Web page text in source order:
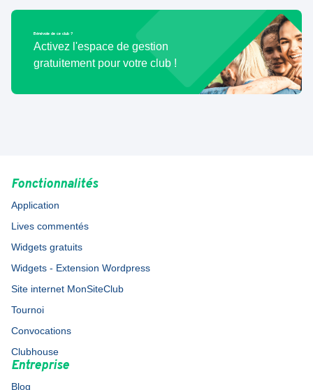
Bénévole de ce club ?
Activez l'espace de gestion
gratuitement pour votre club !
Fonctionnalités
Application
Lives commentés
Widgets gratuits
Widgets - Extension Wordpress
Site internet MonSiteClub
Tournoi
Convocations
Clubhouse
Entreprise
Blog